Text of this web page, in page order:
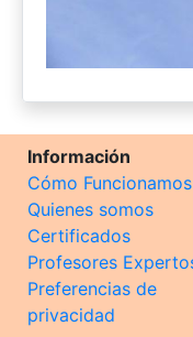
Información
Cómo Funcionamos
Quienes somos
Certificados
Profesores
Preferencias de
privacidad